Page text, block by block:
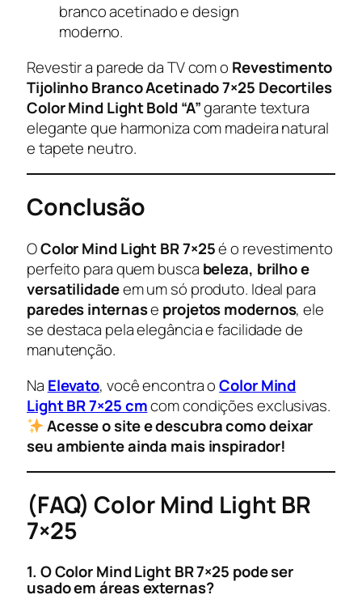
branco acetinado e design
moderno.
Revestir a parede da TV com o Revestimento
Tijolinho Branco Acetinado 7×25 Decortiles
Color Mind Light Bold “A”garante textura
elegante que harmoniza com madeira natural
e tapete neutro.
Conclusão
OColor Mind Light BR 7×25é o revestimento
perfeito para quem busca beleza, brilho e
versatilidadeem um só produto. Ideal para
paredes internase projetos modernos, ele
se destaca pela elegância e facilidade de
manutenção.
Na Elevato, você encontra oColor Mind
Light BR 7×25 cmcom condições exclusivas.
Acesse o site e descubra como deixar
seu ambiente ainda mais inspirador!
(FAQ) Color Mind Light BR
7×25
1. O Color Mind Light BR 7×25 pode ser
usado em áreas externas?